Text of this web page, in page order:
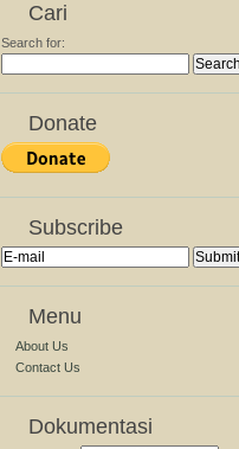
Cari
Search for:
Donate
Subscribe
Menu
About Us
Contact Us
Dokumentasi